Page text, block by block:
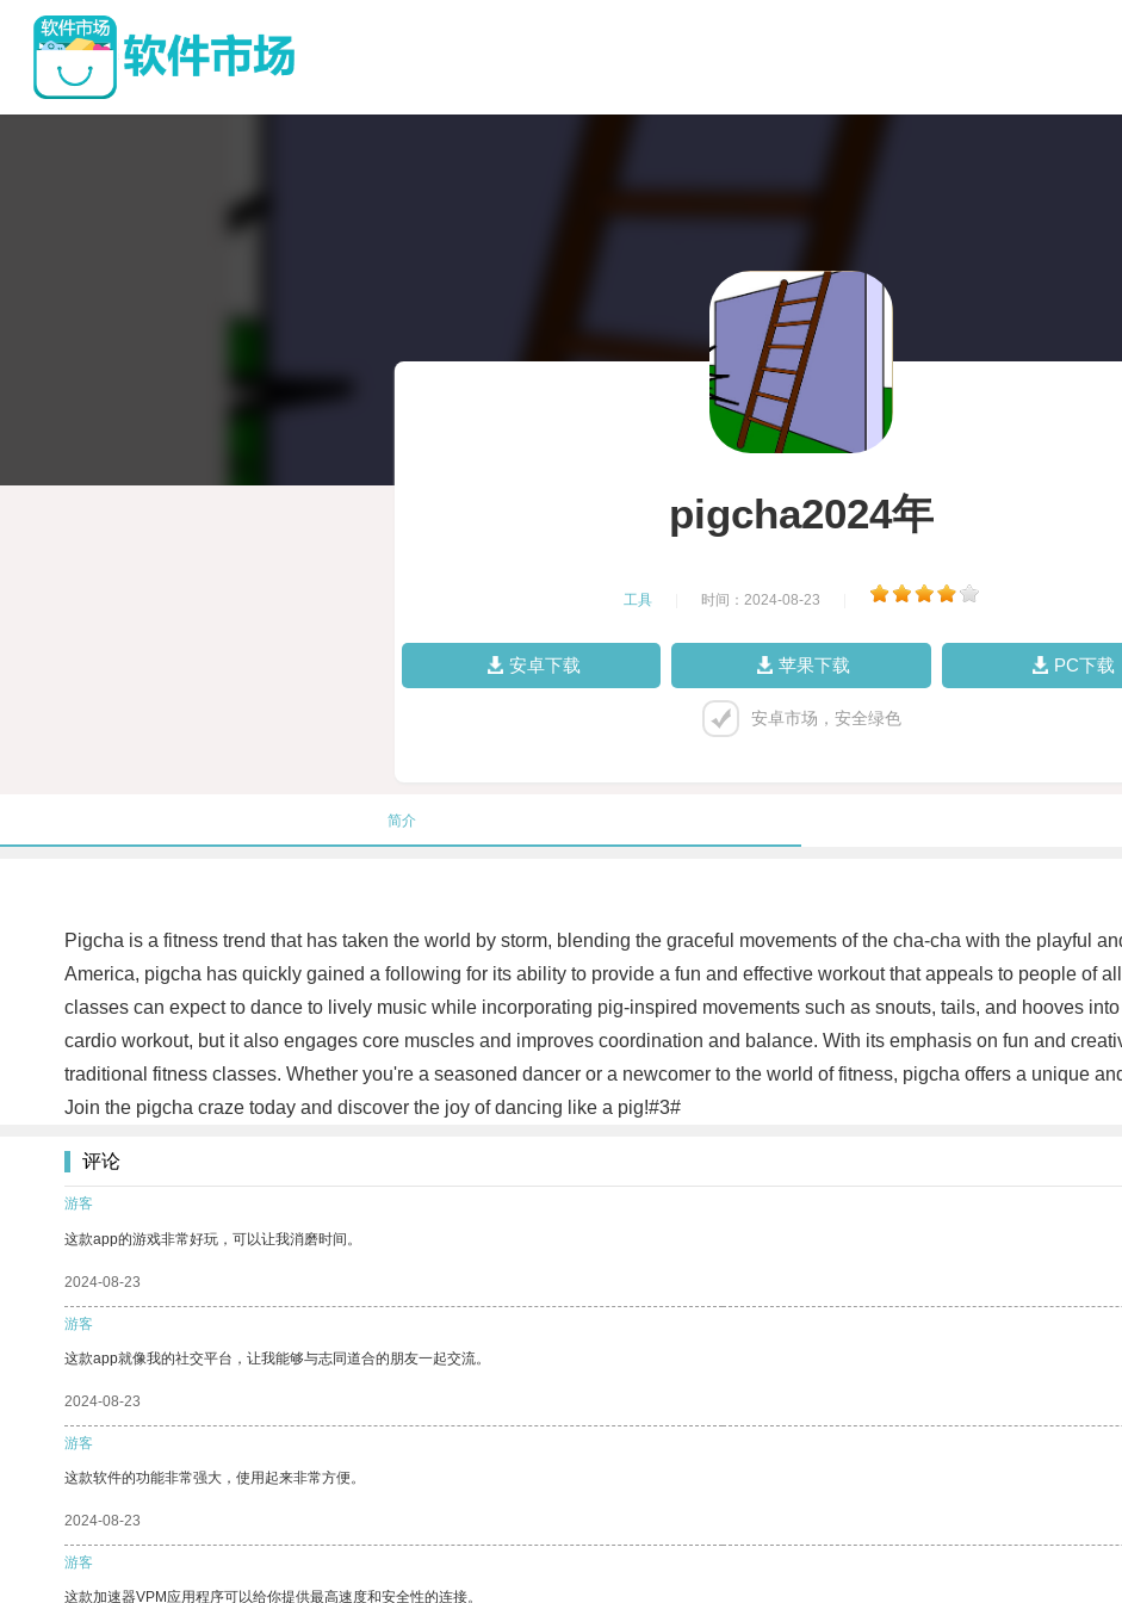
pigcha2024年
工具 时间：2024-08-23
安卓下载 苹果下载 PC下载
安卓市场，安全绿色
简介
Pigcha is a fitness trend that has taken the world by storm, blending the graceful movements of the cha-cha with the playful
America, pigcha has quickly gained a following for its ability to provide a fun and effective workout that appeals to people of
classes can expect to dance to lively music while incorporating pig-inspired movements such as snouts, tails, and hooves
cardio workout, but it also engages core muscles and improves coordination and balance. With its emphasis on fun and
traditional fitness classes. Whether you're a seasoned dancer or a newcomer to the world of fitness, pigcha offers a unique
Join the pigcha craze today and discover the joy of dancing like a pig!#3#
评论
游客
这款app的游戏非常好玩，可以让我消磨时间。
2024-08-23
游客
这款app就像我的社交平台，让我能够与志同道合的朋友一起交流。
2024-08-23
游客
这款软件的功能非常强大，使用起来非常方便。
2024-08-23
游客
这款加速器VPM应用程序可以给你提供最高速度和安全性的连接。